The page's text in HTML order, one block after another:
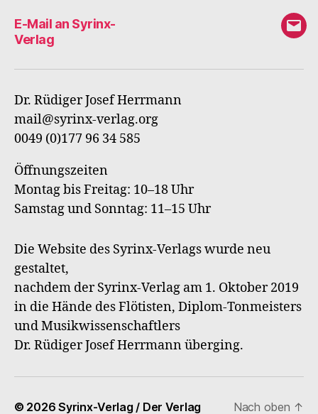
E-Mail an Syrinx-
Verlag
E-
an
Dr. Rüdiger Josef Herrmann
mail@syrinx-verlag.org
0049 (0)177 96 34 585
Öffnungszeiten
Montag bis Freitag: 10–18 Uhr
Samstag und Sonntag: 11–15 Uhr
Die Website des Syrinx-Verlags wurde neu
gestaltet,
nachdem der Syrinx-Verlag am 1. Oktober 2019
in die Hände des Flötisten, Diplom-Tonmeisters
und Musikwissenschaftlers
Dr. Rüdiger Josef Herrmann überging.
© 2026Syrinx-Verlag / Der Verlag Nach oben ↑